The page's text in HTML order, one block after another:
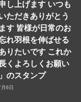
し上げます いつも
ただきありがとう
す 皆様が日常のお
れ羽根を伸ばせる
りたいです これか
くよろしくお願い
のスタンプ
6日